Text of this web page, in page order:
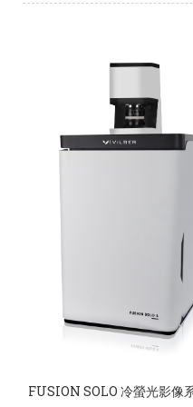
FUSION SOLO 冷螢光影像